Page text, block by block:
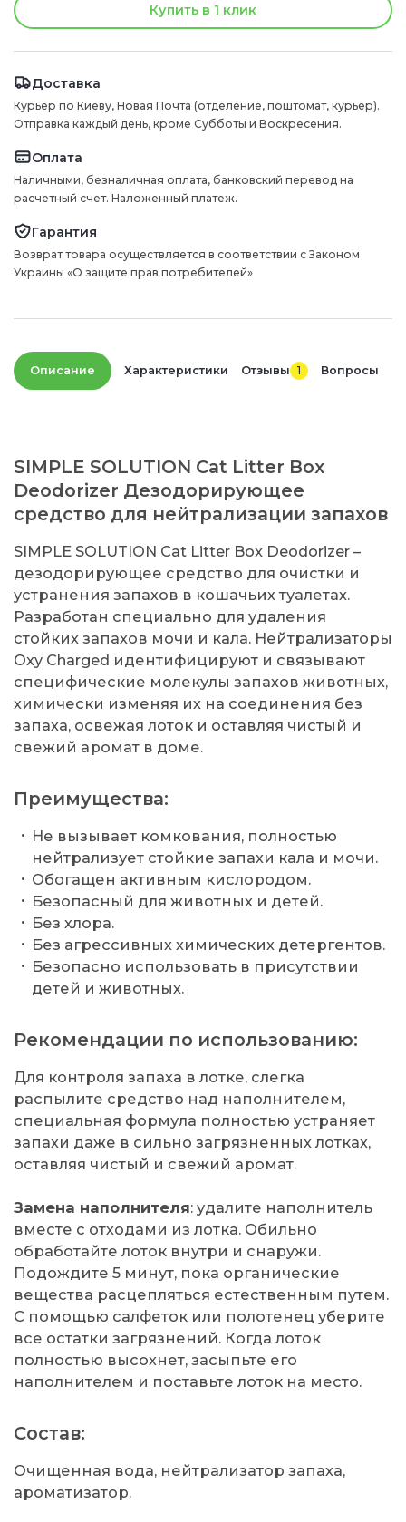
Купить в 1 клик
Доставка
Курьер по Киеву, Новая Почта (отделение, поштомат, курьер).
Отправка каждый день, кроме Субботы и Воскресения.
Оплата
Наличными, безналичная оплата, банковский перевод на
расчетный счет. Наложенный платеж.
Гарантия
Возврат товара осуществляется в соответствии с Законом
Украины «О защите прав потребителей»
Описание Характеристики Отзывы 1 Вопросы
SIMPLE SOLUTION Cat Litter Box
Deodorizer Дезодорирующее
средство для нейтрализации запахов
SIMPLE SOLUTION Cat Litter Box Deodorizer –
дезодорирующее средство для очистки и
устранения запахов в кошачьих туалетах.
Разработан специально для удаления
стойких запахов мочи и кала. Нейтрализаторы
Oxy Charged идентифицируют и связывают
специфические молекулы запахов животных,
химически изменяя их на соединения без
запаха, освежая лоток и оставляя чистый и
свежий аромат в доме.
Преимущества:
Не вызывает комкования, полностью
нейтрализует стойкие запахи кала и мочи.
Обогащен активным кислородом.
Безопасный для животных и детей.
Без хлора.
Без агрессивных химических детергентов.
Безопасно использовать в присутствии
детей и животных.
Рекомендации по использованию:
Для контроля запаха в лотке, слегка
распылите средство над наполнителем,
специальная формула полностью устраняет
запахи даже в сильно загрязненных лотках,
оставляя чистый и свежий аромат.
Замена наполнителя: удалите наполнитель
вместе с отходами из лотка. Обильно
обработайте лоток внутри и снаружи.
Подождите 5 минут, пока органические
вещества расцепляться естественным путем.
С помощью салфеток или полотенец уберите
все остатки загрязнений. Когда лоток
полностью высохнет, засыпьте его
наполнителем и поставьте лоток на место.
Состав:
Очищенная вода, нейтрализатор запаха,
ароматизатор.